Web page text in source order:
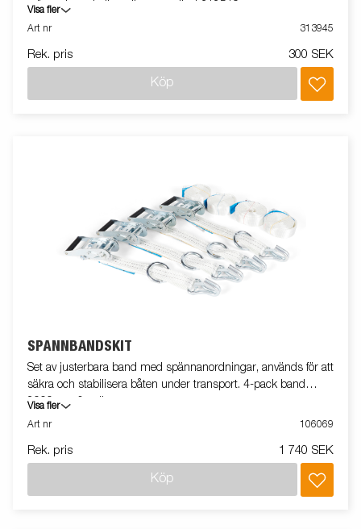
större gjutna kulkopplingar använd 312519.
Visa fler
Art nr
313945
Rek. pris 300 SEK
Köp
SPÄNNBANDSKIT
Set av justerbara band med spännanordningar, används för att
säkra och stabilisera båten under transport. 4-pack band
2000mm & spännare.
Visa fler
Art nr
106069
Rek. pris 1 740 SEK
Köp